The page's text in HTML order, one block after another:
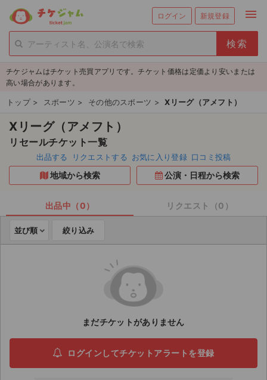
ログイン 新規登録 menu
person_add 新規会員登録
チケットを探す
新着チケット
値下げしたチケット
都道府県からチケットを探す
もうすぐ開催のチケット
チケットのリクエスト一覧
取扱チケット
ライブ・コンサート（国内）
ライブ・コンサート（海外）
スポーツ
演劇・ミュージカル
チケジャムはチケット売買アプリです。チケット価格は定価より安いまたは
高い場合があります。
トップ > スポーツ > その他のスポーツ > Xリーグ（アメフト）
Xリーグ（アメフト）
リセールチケット一覧
出品する リクエストする お気に入り登録 口コミ投稿
地域から検索 公演・日程から検索
出品中（0） リクエスト（0）
並び順 絞り込み
まだチケットがありません
ログインしてチケットアラートを登録